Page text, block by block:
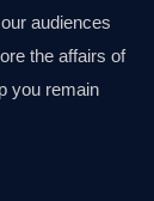
audiences
the affairs of
you remain